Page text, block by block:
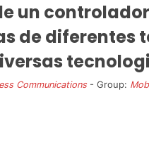
un
de diferentes
Communications- Group: